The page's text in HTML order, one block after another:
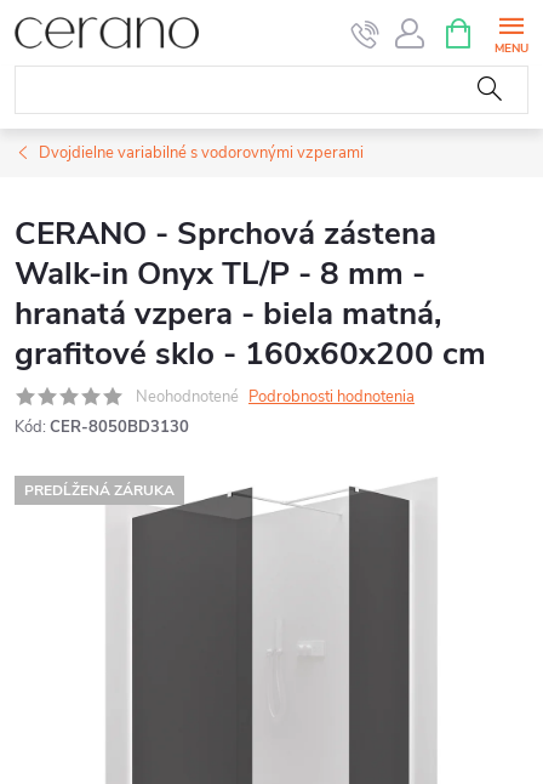
Prejsť
na
obsah
KOŠÍK
Dvojdielne variabilné s vodorovnými vzperami
CERANO - Sprchová zástena
Walk-in Onyx TL/P - 8 mm -
hranatá vzpera - biela matná,
grafitové sklo - 160x60x200 cm
Neohodnotené Podrobnosti hodnotenia
Kód: CER-8050BD3130
PREDĹŽENÁ ZÁRUKA